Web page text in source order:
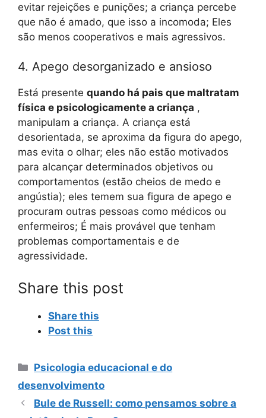
evitar rejeições e punições; a criança percebe
que não é amado, que isso a incomoda; Eles
são menos cooperativos e mais agressivos.
4. Apego desorganizado e ansioso
Está presente quando há pais que maltratam
física e psicologicamente a criança ,
manipulam a criança. A criança está
desorientada, se aproxima da figura do apego,
mas evita o olhar; eles não estão motivados
para alcançar determinados objetivos ou
comportamentos (estão cheios de medo e
angústia); eles temem sua figura de apego e
procuram outras pessoas como médicos ou
enfermeiros; É mais provável que tenham
problemas comportamentais e de
agressividade.
Share this post
Share this
Post this
Categorias
Psicologia educacional e do
desenvolvimento
Bule de Russell: como pensamos sobre a